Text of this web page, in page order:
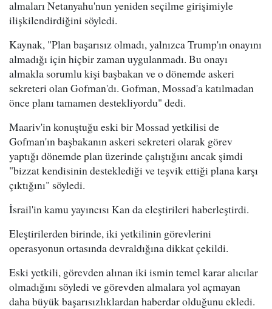
almaları Netanyahu'nun yeniden seçilme girişimiyle
ilişkilendirdiğini söyledi.
Kaynak, "Plan başarısız olmadı, yalnızca Trump'ın onayını
almadığı için hiçbir zaman uygulanmadı. Bu onayı
almakla sorumlu kişi başbakan ve o dönemde askeri
sekreteri olan Gofman'dı. Gofman, Mossad'a katılmadan
önce planı tamamen destekliyordu" dedi.
Maariv'in konuştuğu eski bir Mossad yetkilisi de
Gofman'ın başbakanın askeri sekreteri olarak görev
yaptığı dönemde plan üzerinde çalıştığını ancak şimdi
"bizzat kendisinin desteklediği ve teşvik ettiği plana karşı
çıktığını" söyledi.
İsrail'in kamu yayıncısı Kan da eleştirileri haberleştirdi.
Eleştirilerden birinde, iki yetkilinin görevlerini
operasyonun ortasında devraldığına dikkat çekildi.
Eski yetkili, görevden alınan iki ismin temel karar alıcılar
olmadığını söyledi ve görevden almalara yol açmayan
daha büyük başarısızlıklardan haberdar olduğunu ekledi.